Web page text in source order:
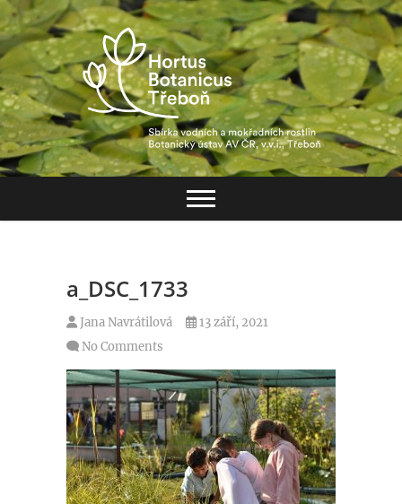
Skip
to
content
Hortus Botanicus
Třeboň
a_DSC_1733
Jana Navrátilová
13 září, 2021
No Comments